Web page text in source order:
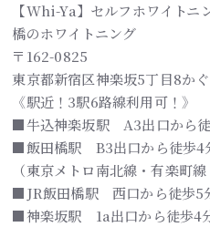
【Whi-Ya】セルフホワイトニ
橋のホワイトニング
〒162-0825
東京都新宿区神楽坂5丁目8か
《駅近！3駅6路線利用可！》
■牛込神楽坂駅 A3出口から徒
■飯田橋駅 B3出口から徒歩4
（東京メトロ南北線・有楽町
■JR飯田橋駅 西口から徒歩5
■神楽坂駅 1a出口から徒歩4